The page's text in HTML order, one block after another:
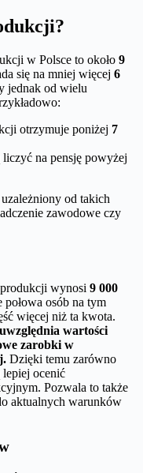
w Polsce to około 9
się na mniej więcej 6
jednak od wielu
otrzymuje poniżej 7
na pensję powyżej
od takich
zawodowe czy
wynosi 9 000
połowa osób na tym
więcej niż ta kwota.
wartości
zarobki w
Dzięki temu zarówno
ocenić
Pozwala to także
aktualnych warunków